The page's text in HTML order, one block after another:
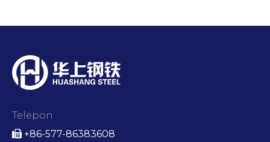
Telepon
 +86-577-86383608